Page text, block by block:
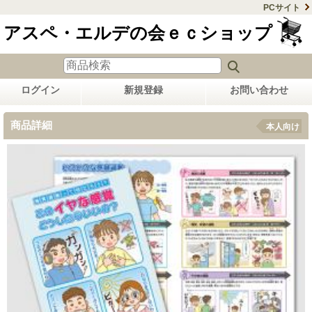
PCサイト
アスペ・エルデの会ｅｃショップ
ログイン 新規登録 お問い合わせ
商品詳細 本人向け